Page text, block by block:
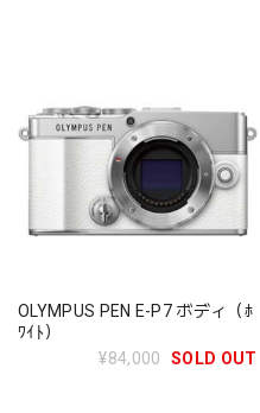
OLYMPUS PEN E-P7 ボディ（ﾎ
ﾜｲﾄ）
¥84,000
SOLD OUT